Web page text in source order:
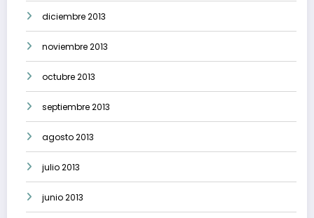
diciembre 2013
noviembre 2013
octubre 2013
septiembre 2013
agosto 2013
julio 2013
junio 2013